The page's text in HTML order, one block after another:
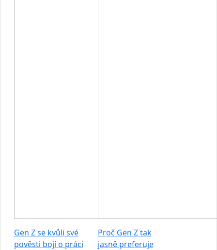
Gen Z se kvůli své
pověsti bojí o práci
Proč Gen Z tak
jasně preferuje